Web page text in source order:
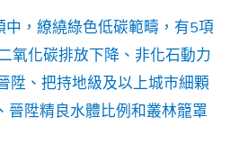
目
標，
刻
畫
將
來
五
中，繚繞綠色低碳範疇，有5項
氧化碳排放下降、非化石動力
陞、把持地級及以上城市細顆
晉陞精良水體比例和叢林籠罩